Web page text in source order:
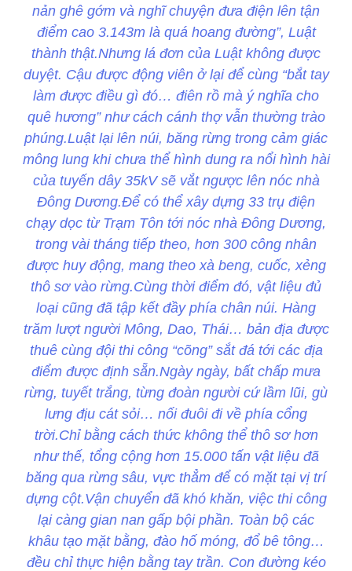
nản ghê gớm và nghĩ chuyện đưa điện lên tận
điểm cao 3.143m là quá hoang đường”, Luật
thành thật.Nhưng lá đơn của Luật không được
duyệt. Cậu được động viên ở lại để cùng “bắt tay
làm được điều gì đó… điên rồ mà ý nghĩa cho
quê hương” như cách cánh thợ vẫn thường trào
phúng.Luật lại lên núi, băng rừng trong cảm giác
mông lung khi chưa thể hình dung ra nổi hình hài
của tuyến dây 35kV sẽ vắt ngược lên nóc nhà
Đông Dương.Để có thể xây dựng 33 trụ điện
chạy dọc từ Trạm Tôn tới nóc nhà Đông Dương,
trong vài tháng tiếp theo, hơn 300 công nhân
được huy động, mang theo xà beng, cuốc, xẻng
thô sơ vào rừng.Cùng thời điểm đó, vật liệu đủ
loại cũng đã tập kết đầy phía chân núi. Hàng
trăm lượt người Mông, Dao, Thái… bản địa được
thuê cùng đội thi công “cõng” sắt đá tới các địa
điểm được định sẵn.Ngày ngày, bất chấp mưa
rừng, tuyết trắng, từng đoàn người cứ lầm lũi, gù
lưng địu cát sỏi… nối đuôi đi về phía cổng
trời.Chỉ bằng cách thức không thể thô sơ hơn
như thế, tổng cộng hơn 15.000 tấn vật liệu đã
băng qua rừng sâu, vực thẳm để có mặt tại vị trí
dựng cột.Vận chuyển đã khó khăn, việc thi công
lại càng gian nan gấp bội phần. Toàn bộ các
khâu tạo mặt bằng, đào hố móng, đổ bê tông…
đều chỉ thực hiện bằng tay trần. Con đường kéo